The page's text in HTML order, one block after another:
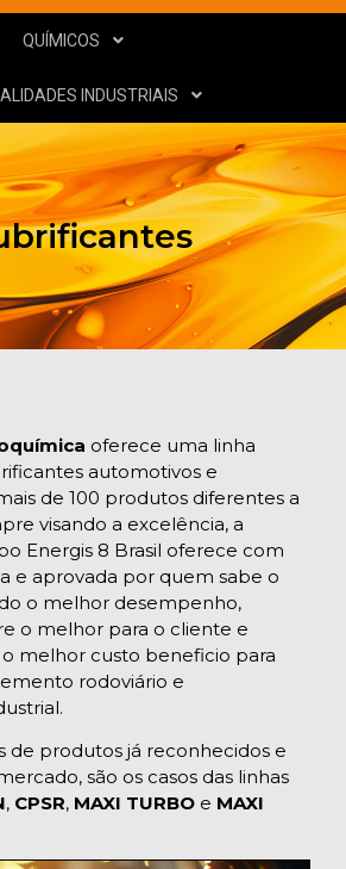
QUÍMICOS
INDUSTRIAIS
oferece uma linha
automotivos e
de 100 produtos diferentes a
visando a excelência, a
Energis 8 Brasil oferece com
e aprovada por quem sabe o
o melhor desempenho,
o melhor para o cliente e
melhor custo beneficio para
rodoviário e
de produtos já reconhecidos e
são os casos das linhas
, CPSR, MAXI TURBO e MAXI